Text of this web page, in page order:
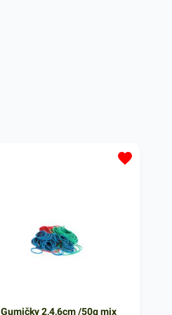
Gumičky 2,4,6cm /50g mix